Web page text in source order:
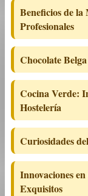
Beneficios de
Profesionales
Chocolate
Cocina Verde:
Hostelería
Curiosidades
Innovaciones
Exquisitos